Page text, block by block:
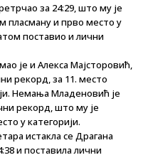
за 24:29, што му је
пласману и прво место у
поставио и лични
је и Алекса Мајсторовић,
рекорд, за 11. место
Немања Младеновић је
рекорд, што му је
у категорији.
истакла се Драгана
и поставила лични